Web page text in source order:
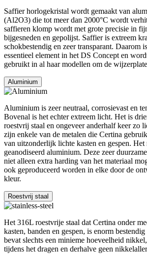
Saffier horlogekristal wordt gemaakt van
(Al2O3) die tot meer dan 2000°C wordt
saffieren klomp wordt met grote precisie in
bijgesneden en gepolijst. Saffier is extreem
schokbestendig en zeer transparant. Daarom
essentieel element in het DS Concept en
gebruikt in al haar modellen om de
Aluminium
Aluminium is zeer neutraal, corrosievast en
Bovenal is het echter extreem licht. Het is
roestvrij staal en ongeveer anderhalf keer zo
zijn enkele van de metalen die Certina
van uitzonderlijk lichte kasten en gespen.
geanodiseerd aluminium. Deze zeer
niet alleen extra harding van het materiaal
ook geproduceerd worden in elke door de
kleur.
Roestvrij staal
Het 316L roestvrije staal dat Certina onder
kasten, banden en gespen, is enorm
bevat slechts een minieme hoeveelheid
tijdens het dragen en derhalve geen